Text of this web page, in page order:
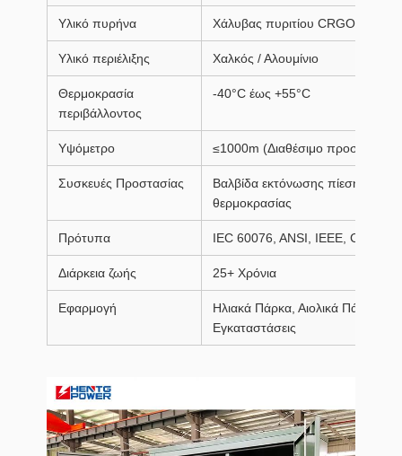
Υλικό πυρήνα Χάλυβας πυριτίου CRGO
Υλικό περιέλιξης Χαλκός / Αλουμίνιο
Θερμοκρασία
περιβάλλοντος
-40°C έως +55°C
Υψόμετρο ≤1000m (Διαθέσιμο
Συσκευές Προστασίας
Βαλβίδα εκτόνωσης πίεσης,
θερμοκρασίας
Πρότυπα IEC 60076, ANSI, IEEE, CSA
Διάρκεια ζωής 25+ Χρόνια
Εφαρμογή
Ηλιακά Πάρκα, Αιολικά Πάρκα,
Εγκαταστάσεις